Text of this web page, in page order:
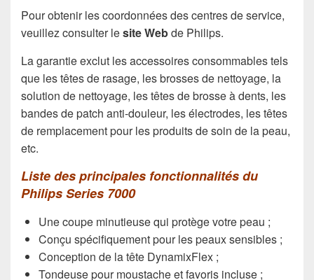
Pour obtenir les coordonnées des centres de service,
veuillez consulter lesite Webde Philips.
La garantie exclut les accessoires consommables tels
que les têtes de rasage, les brosses de nettoyage, la
solution de nettoyage, les têtes de brosse à dents, les
bandes de patch anti-douleur, les électrodes, les têtes
de remplacement pour les produits de soin de la peau,
etc.
Liste des principales fonctionnalités du
Philips Series 7000
Une coupe minutieuse qui protège votre peau ;
Conçu spécifiquement pour les peaux sensibles ;
Conception de la tête DynamixFlex ;
Tondeuse pour moustache et favoris incluse ;